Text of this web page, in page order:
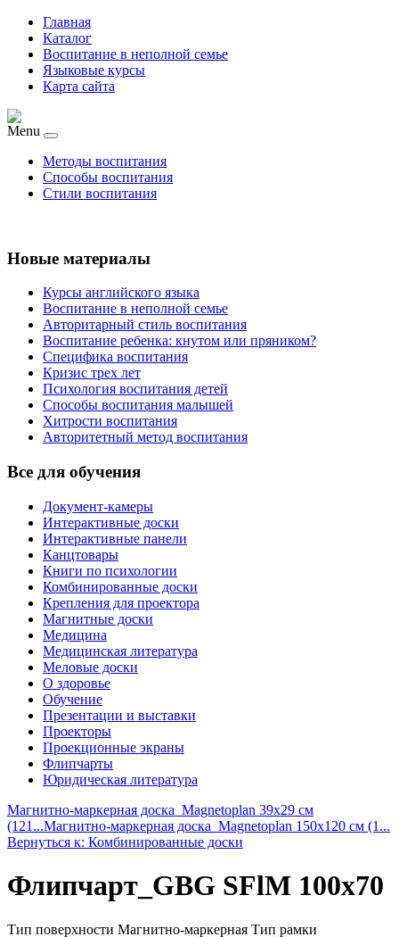
Главная
Каталог
Воспитание в неполной семье
Языковые курсы
Карта сайта
Menu
Методы воспитания
Способы воспитания
Стили воспитания
Новые материалы
Курсы английского языка
Воспитание в неполной семье
Авторитарный стиль воспитания
Воспитание ребенка: кнутом или пряником?
Специфика воспитания
Кризис трех лет
Психология воспитания детей
Способы воспитания малышей
Хитрости воспитания
Авторитетный метод воспитания
Все для обучения
Документ-камеры
Интерактивные доски
Интерактивные панели
Канцтовары
Книги по психологии
Комбинированные доски
Крепления для проектора
Магнитные доски
Медицина
Медицинская литература
Меловые доски
О здоровье
Обучение
Презентации и выставки
Проекторы
Проекционные экраны
Флипчарты
Юридическая литература
Магнитно-маркерная доска_Magnetoplan 39x29 см
(121...Магнитно-маркерная доска_Magnetoplan 150x120 см (1...
Вернуться к: Комбинированные доски
Флипчарт_GBG SFlM 100x70
Тип поверхности Магнитно-маркерная Тип рамки